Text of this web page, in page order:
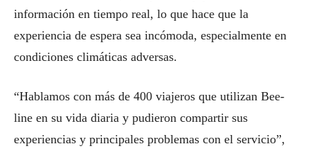
información en tiempo real, lo que hace que la
experiencia de espera sea incómoda, especialmente en
condiciones climáticas adversas.
“Hablamos con más de 400 viajeros que utilizan Bee-
line en su vida diaria y pudieron compartir sus
experiencias y principales problemas con el servicio”,